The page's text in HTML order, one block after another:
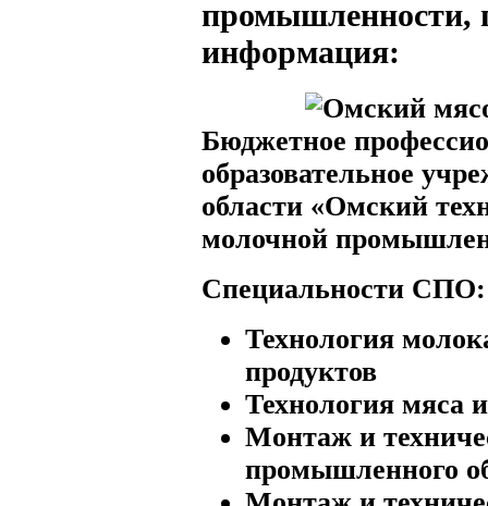
промышленности,
информация:
Бюджетное
образовательное
области «Омский
молочной
Специальности СПО:
Технология
продуктов
Технология мяса
Монтаж и
промышленного